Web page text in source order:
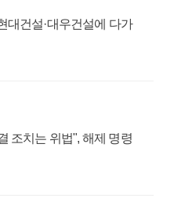
대건설·대우건설에 다가
조치는 위법", 해제 명령